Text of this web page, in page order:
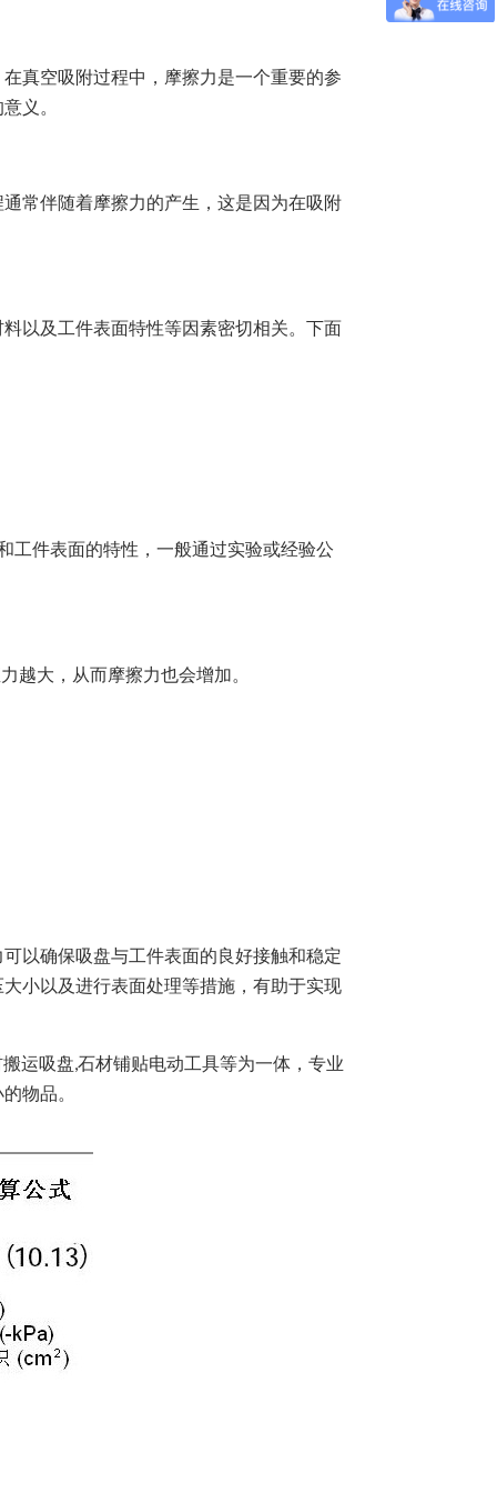
真空吸附过程中，摩擦力是一个重要的参
义。
常伴随着摩擦力的产生，这是因为在吸附
以及工件表面特性等因素密切相关。下面
工件表面的特性，一般通过实验或经验公
越大，从而摩擦力也会增加。
以确保吸盘与工件表面的良好接触和稳定
小以及进行表面处理等措施，有助于实现
运吸盘,石材铺贴电动工具等为一体，专业
物品。